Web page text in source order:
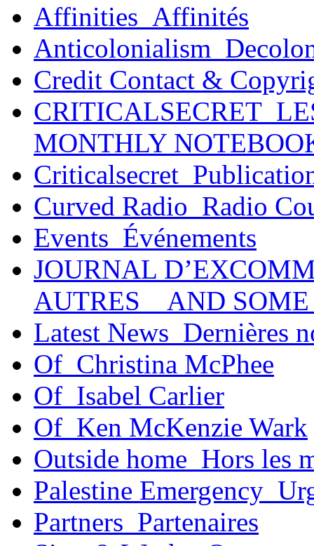
Affinities_Affinités
Credit Contact &
MONTHLY
Curved Radio_Radio
Events_Événements
JOURNAL
AUTRES _ AND
Latest News_Dernières
Of_Christina McPhee
Of_Isabel Carlier
Of_Ken McKenzie Wark
Outside home_Hors les
Palestine
Partners_Partenaires